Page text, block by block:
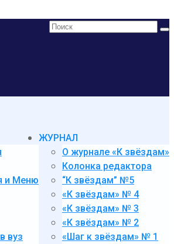
Поиск:
и Меню
вуз
ЖУРНАЛ
О журнале «К звёздам»
Колонка редактора
“К звёздам” №5
«К звёздам» № 4
«К звёздам» № 3
«К звёздам» № 2
«Шаг к звёздам» № 1